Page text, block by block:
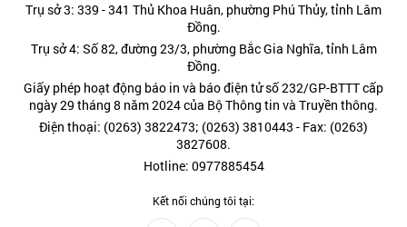
Trụ sở 3: 339 - 341 Thủ Khoa Huân, phường Phú Thủy, tỉnh Lâm
Đồng.
Trụ sở 4: Số 82, đường 23/3, phường Bắc Gia Nghĩa, tỉnh Lâm
Đồng.
Giấy phép hoạt động báo in và báo điện tử số 232/GP-BTTT cấp
ngày 29 tháng 8 năm 2024 của Bộ Thông tin và Truyền thông.
Điện thoại: (0263) 3822473; (0263) 3810443 - Fax: (0263)
3827608.
Hotline: 0977885454
Kết nối chúng tôi tại: